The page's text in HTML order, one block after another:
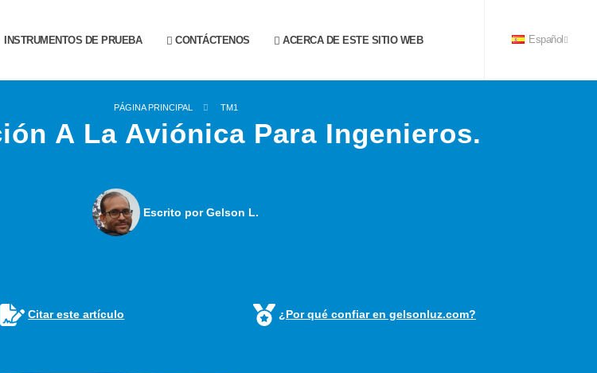
INSTRUMENTOS DE PRUEBA CONTÁCTENOS ACERCA DE ESTE SITIO WEB Español
PÁGINA PRINCIPAL TM1
A La Aviónica Para Ingenieros.
Escrito por Gelson L.
Citar este artículo ¿Por qué confiar en gelsonluz.com?